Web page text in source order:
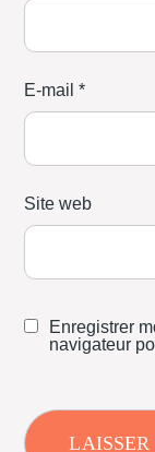
E-mail*
Site web
Enregistrer
navigateur